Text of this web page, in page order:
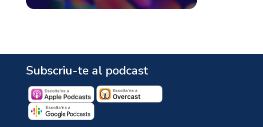
Subscriu-te al podcast